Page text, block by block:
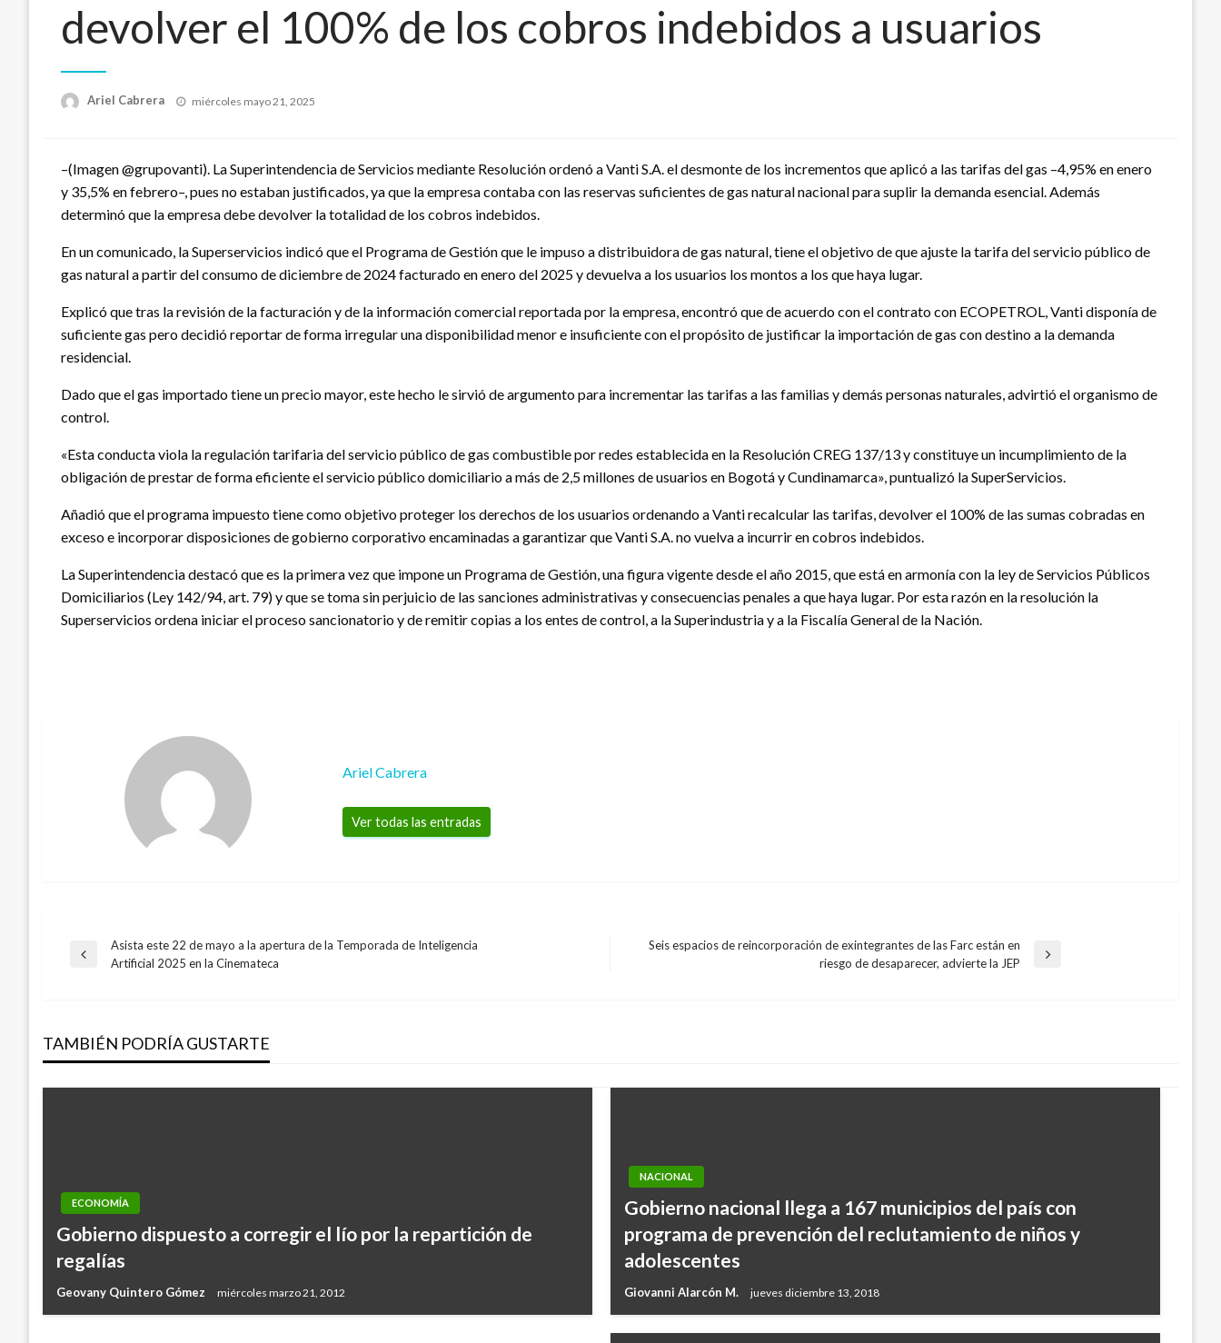
devolver el 100% de los cobros indebidos a usuarios
Ariel Cabrera
Publicado
miércoles mayo 21, 2025
–(Imagen @grupovanti). La Superintendencia de Servicios mediante Resolución ordenó a Vanti S.A. el desmonte de los incrementos que aplicó a las tarifas del gas –4,95% en enero
y 35,5% en febrero–, pues no estaban justificados, ya que la empresa contaba con las reservas suficientes de gas natural nacional para suplir la demanda esencial. Además
determinó que la empresa debe devolver la totalidad de los cobros indebidos.
En un comunicado, la Superservicios indicó que el Programa de Gestión que le impuso a distribuidora de gas natural, tiene el objetivo de que ajuste la tarifa del servicio público de
gas natural a partir del consumo de diciembre de 2024 facturado en enero del 2025 y devuelva a los usuarios los montos a los que haya lugar.
Explicó que tras la revisión de la facturación y de la información comercial reportada por la empresa, encontró que de acuerdo con el contrato con ECOPETROL, Vanti disponía de
suficiente gas pero decidió reportar de forma irregular una disponibilidad menor e insuficiente con el propósito de justificar la importación de gas con destino a la demanda
residencial.
Dado que el gas importado tiene un precio mayor, este hecho le sirvió de argumento para incrementar las tarifas a las familias y demás personas naturales, advirtió el organismo de
control.
«Esta conducta viola la regulación tarifaria del servicio público de gas combustible por redes establecida en la Resolución CREG 137/13 y constituye un incumplimiento de la
obligación de prestar de forma eficiente el servicio público domiciliario a más de 2,5 millones de usuarios en Bogotá y Cundinamarca», puntualizó la SuperServicios.
Añadió que el programa impuesto tiene como objetivo proteger los derechos de los usuarios ordenando a Vanti recalcular las tarifas, devolver el 100% de las sumas cobradas en
exceso e incorporar disposiciones de gobierno corporativo encaminadas a garantizar que Vanti S.A. no vuelva a incurrir en cobros indebidos.
La Superintendencia destacó que es la primera vez que impone un Programa de Gestión, una figura vigente desde el año 2015, que está en armonía con la ley de Servicios Públicos
Domiciliarios (Ley 142/94, art. 79) y que se toma sin perjuicio de las sanciones administrativas y consecuencias penales a que haya lugar. Por esta razón en la resolución la
Superservicios ordena iniciar el proceso sancionatorio y de remitir copias a los entes de control, a la Superindustria y a la Fiscalía General de la Nación.
Ariel Cabrera
Ver todas las entradas
Navegación
entradas
Entrada
Asista este 22 de mayo a la apertura de la Temporada de Inteligencia
Artificial 2025 en la Cinemateca
Seis espacios de reincorporación de exintegrantes de las Farc están en
riesgo de desaparecer, advierte la JEP
TAMBIÉN PODRÍA GUSTARTE
ECONOMÍA
Gobierno dispuesto a corregir el lío por la repartición de
regalías
Geovany Quintero Gómez miércoles marzo 21, 2012
NACIONAL
Gobierno nacional llega a 167 municipios del país con
programa de prevención del reclutamiento de niños y
adolescentes
Giovanni Alarcón M. jueves diciembre 13, 2018
Icfes suspende publicación de resultados del concurso
docente